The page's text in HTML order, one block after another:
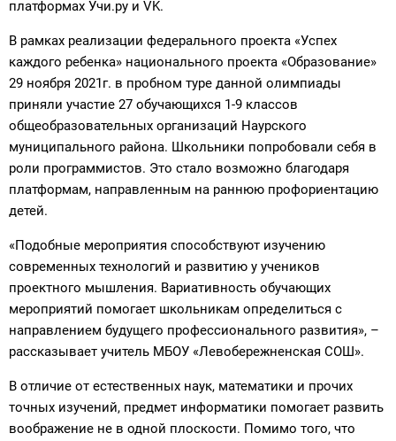
платформах Учи.ру и VK.
В рамках реализации федерального проекта «Успех
каждого ребенка» национального проекта «Образование»
29 ноября 2021г. в пробном туре данной олимпиады
приняли участие 27 обучающихся 1-9 классов
общеобразовательных организаций Наурского
муниципального района. Школьники попробовали себя в
роли программистов. Это стало возможно благодаря
платформам, направленным на раннюю профориентацию
детей.
«Подобные мероприятия способствуют изучению
современных технологий и развитию у учеников
проектного мышления. Вариативность обучающих
мероприятий помогает школьникам определиться с
направлением будущего профессионального развития», –
рассказывает учитель МБОУ «Левобережненская СОШ».
В отличие от естественных наук, математики и прочих
точных изучений, предмет информатики помогает развить
воображение не в одной плоскости. Помимо того, что